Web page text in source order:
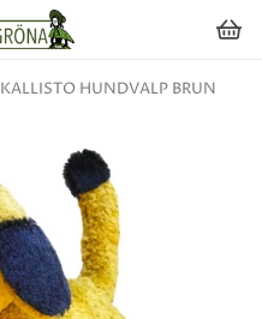
KALLISTO HUNDVALP BRUN